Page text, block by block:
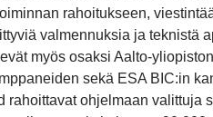
rahoitukseen,
valmennuksia ja teknistä
myös osaksi Aalto-
sekä ESA BIC:in
rahoittavat ohjelmaan valittuja